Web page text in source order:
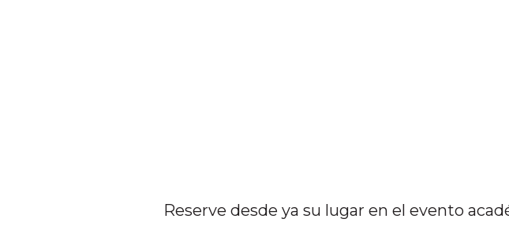
Reserve desde ya su lugar en el evento